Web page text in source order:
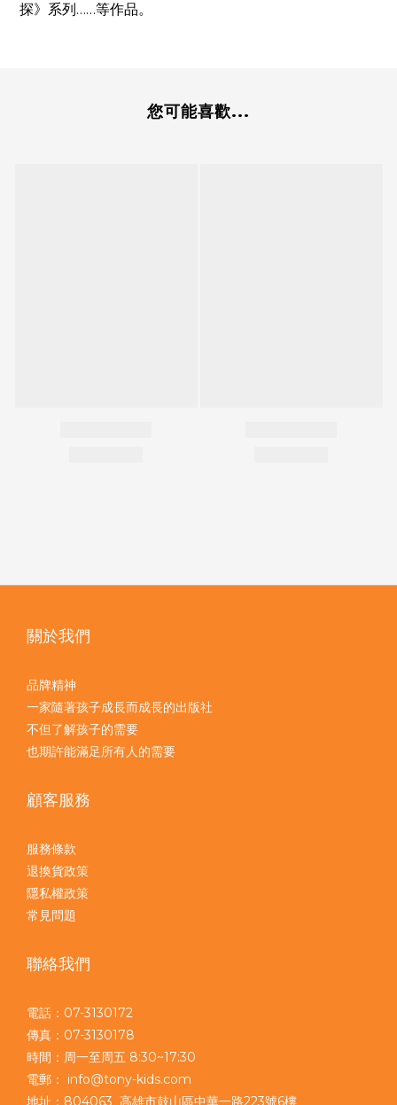
探》系列……等作品。
您可能喜歡...
關於我們
品牌精神
一家隨著孩子成長而成長的出版社
不但了解孩子的需要
也期許能滿足所有人的需要
顧客服務
服務條款
退換貨政策
隱私權政策
常見問題
聯絡我們
電話：07-3130172
傳真：07-3130178
時間：周一至周五 8:30~17:30
電郵： info@tony-kids.com
地址：804063 高雄市鼓山區中華一路223號6樓